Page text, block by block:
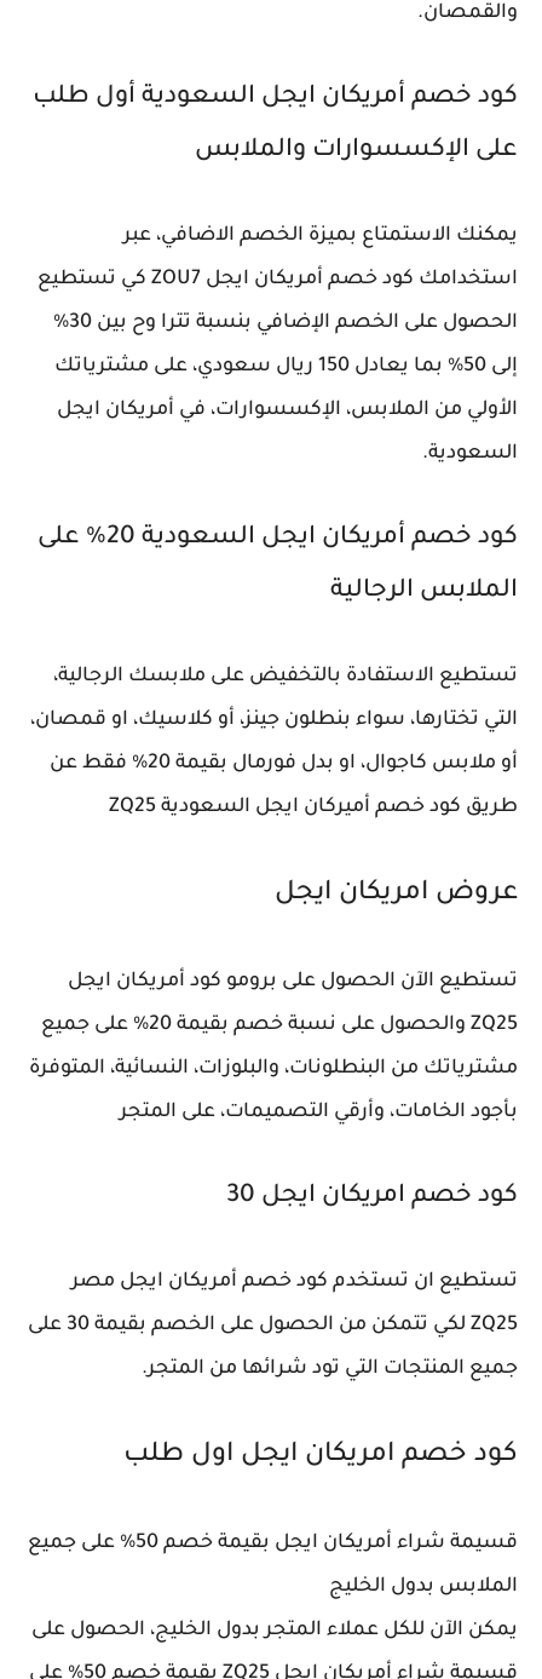
والقمصان.
كود خصم أمريكان ايجل السعودية أول طلب
على الإكسسوارات والملابس
يمكنك الاستمتاع بميزة الخصم الاضافي، عبر
استخدامك كود خصم أمريكان ايجل ZOU7 كي تستطيع
الحصول على الخصم الإضافي بنسبة تترا وح بين 30%
إلى 50% بما يعادل 150 ريال سعودي، على مشترياتك
الأولي من الملابس، الإكسسوارات، في أمريكان ايجل
السعودية.
كود خصم أمريكان ايجل السعودية 20% على
الملابس الرجالية
تستطيع الاستفادة بالتخفيض على ملابسك الرجالية،
التي تختارها، سواء بنطلون جينز، أو كلاسيك، او قمصان،
أو ملابس كاجوال، او بدل فورمال بقيمة 20% فقط عن
طريق كود خصم أميركان ايجل السعودية ZQ25
عروض امريكان ايجل
تستطيع الآن الحصول على برومو كود أمريكان ايجل
ZQ25 والحصول على نسبة خصم بقيمة 20% على جميع
مشترياتك من البنطلونات، والبلوزات، النسائية، المتوفرة
بأجود الخامات، وأرقي التصميمات، على المتجر
كود خصم امريكان ايجل 30
تستطيع ان تستخدم كود خصم أمريكان ايجل مصر
ZQ25 لكي تتمكن من الحصول على الخصم بقيمة 30 على
جميع المنتجات التي تود شرائها من المتجر.
كود خصم امريكان ايجل اول طلب
قسيمة شراء أمريكان ايجل بقيمة خصم 50% على جميع
الملابس بدول الخليج
يمكن الآن للكل عملاء المتجر بدول الخليج، الحصول على
قسيمة شراء أمريكان ايجل ZQ25 بقيمة خصم 50% على